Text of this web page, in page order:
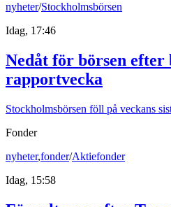
nyheter/Stockholmsbörsen
Idag, 17:46
Nedåt för börsen efter
rapportvecka
Stockholmsbörsen föll på veckans
Fonder
nyheter,fonder/Aktiefonder
Idag, 15:58